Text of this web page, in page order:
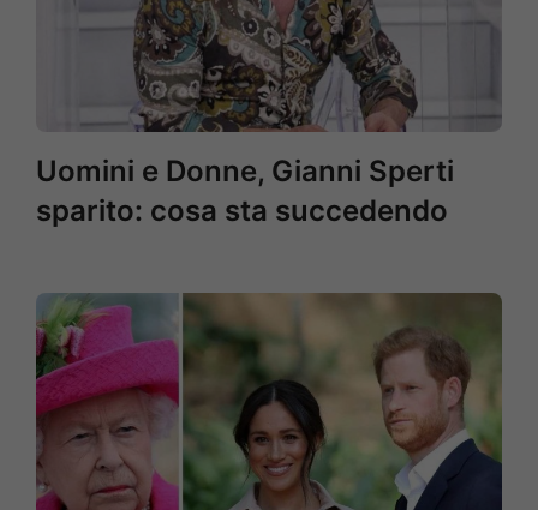
Uomini e Donne, Gianni Sperti
sparito: cosa sta succedendo